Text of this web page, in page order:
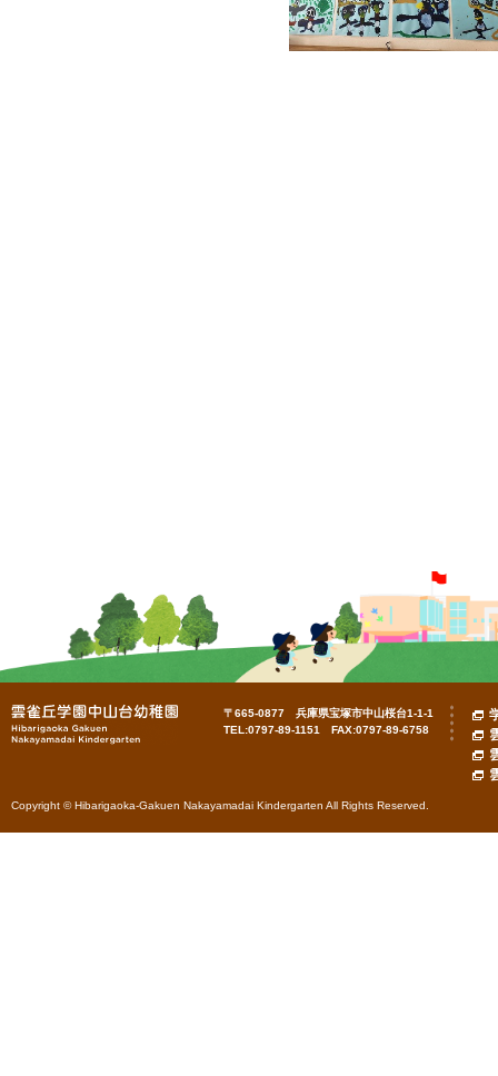
〒665-0877 兵庫県宝塚市中山桜台1-1-1
TEL:0797-89-1151 FAX:0797-89-6758
Copyright © Hibarigaoka-Gakuen Nakayamadai Kindergarten All Rights Reserved.